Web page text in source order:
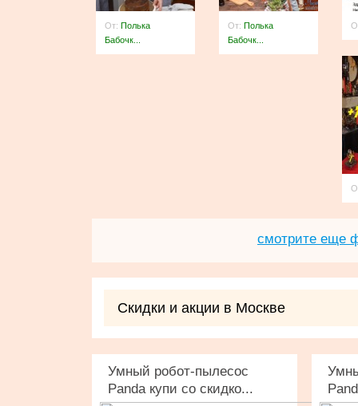
От: Полька
Бабочк...
От: Полька
Бабочк...
смотрите еще
Скидки и акции в Москве
Умный робот-пылесос
Panda купи со скидко...